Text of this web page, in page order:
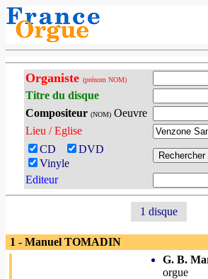
Organiste (prénom NOM)
Titre du disque
Compositeur (NOM)Oeuvre
Lieu / Eglise
CD
DVD
Vinyle
Editeur
1 disque
1 - Manuel TOMADIN
G. B.
orgue